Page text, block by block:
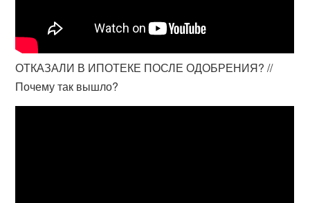
ОТКАЗАЛИ В ИПОТЕКЕ ПОСЛЕ ОДОБРЕНИЯ? //
Почему так вышло?